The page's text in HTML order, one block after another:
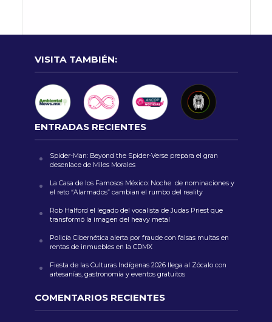
VISITA TAMBIÉN:
ENTRADAS RECIENTES
Spider-Man: Beyond the Spider-Verse prepara el gran
desenlace de Miles Morales
La Casa de los Famosos México: Noche de nominaciones y
el reto “Alarmados” cambian el rumbo del reality
Rob Halford el legado del vocalista de Judas Priest que
transformó la imagen del heavy metal
Policía Cibernética alerta por fraude con falsas multas en
rentas de inmuebles en la CDMX
Fiesta de las Culturas Indígenas 2026 llega al Zócalo con
artesanías, gastronomía y eventos gratuitos
COMENTARIOS RECIENTES